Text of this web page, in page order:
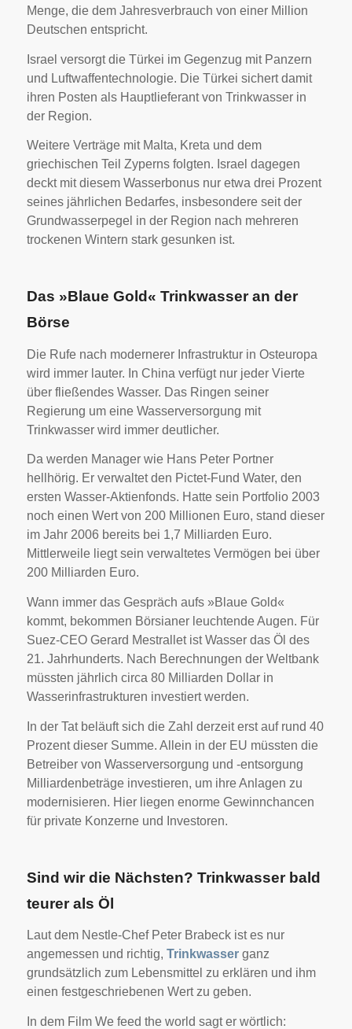
Menge, die dem Jahresverbrauch von einer Million
Deutschen entspricht.
Israel versorgt die Türkei im Gegenzug mit Panzern
und Luftwaffentechnologie. Die Türkei sichert damit
ihren Posten als Hauptlieferant von Trinkwasser in
der Region.
Weitere Verträge mit Malta, Kreta und dem
griechischen Teil Zyperns folgten. Israel dagegen
deckt mit diesem Wasserbonus nur etwa drei Prozent
seines jährlichen Bedarfes, insbesondere seit der
Grundwasserpegel in der Region nach mehreren
trockenen Wintern stark gesunken ist.
Das »Blaue Gold« Trinkwasser an der
Börse
Die Rufe nach modernerer Infrastruktur in Osteuropa
wird immer lauter. In China verfügt nur jeder Vierte
über fließendes Wasser. Das Ringen seiner
Regierung um eine Wasserversorgung mit
Trinkwasser wird immer deutlicher.
Da werden Manager wie Hans Peter Portner
hellhörig. Er verwaltet den Pictet-Fund Water, den
ersten Wasser-Aktienfonds. Hatte sein Portfolio 2003
noch einen Wert von 200 Millionen Euro, stand dieser
im Jahr 2006 bereits bei 1,7 Milliarden Euro.
Mittlerweile liegt sein verwaltetes Vermögen bei über
200 Milliarden Euro.
Wann immer das Gespräch aufs »Blaue Gold«
kommt, bekommen Börsianer leuchtende Augen. Für
Suez-CEO Gerard Mestrallet ist Wasser das Öl des
21. Jahrhunderts. Nach Berechnungen der Weltbank
müssten jährlich circa 80 Milliarden Dollar in
Wasserinfrastrukturen investiert werden.
In der Tat beläuft sich die Zahl derzeit erst auf rund 40
Prozent dieser Summe. Allein in der EU müssten die
Betreiber von Wasserversorgung und -entsorgung
Milliardenbeträge investieren, um ihre Anlagen zu
modernisieren. Hier liegen enorme Gewinnchancen
für private Konzerne und Investoren.
Sind wir die Nächsten? Trinkwasser bald
teurer als Öl
Laut dem Nestle-Chef Peter Brabeck ist es nur
angemessen und richtig, Trinkwasserganz
grundsätzlich zum Lebensmittel zu erklären und ihm
einen festgeschriebenen Wert zu geben.
In dem Film We feed the world sagt er wörtlich: